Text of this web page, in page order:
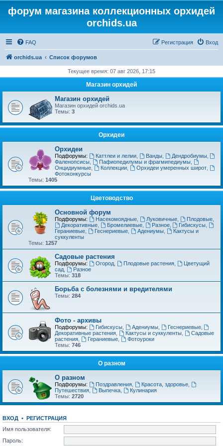
форум магазина коллекционных орхидей
orchids.ua
FAQ Вход
Регистрация
orchids.ua Список форумов
Текущее время: 07 авг 2026, 17:15
Магазин орхидей
Магазин орхидей
Магазин орхидей orchids.ua
Темы: 3
Орхидеи
Орхидеи
Подфорумы: Каттлеи и лелии, Ванды, Дендробиумы,
Фаленопсисы
Пафиопедилумы и фрагмипедиумы,
Онцидиумные
Коллекции, Орхидеи умеренных широт,
Фотоконкурсы
Темы: 1405
Цветоводство
Основной форум
Подфорумы: Насекомоядные, Луковичные, Плодовые,
Декоративные, Бромелиевые, Разное, Гибискусы
Гераниевые
Геснериевые, Адениумы,
Кактусы и
суккуленты
Темы: 1257
Садовые растения
Подфорумы: Огород, Плодовые растения,
Цветущий
сад
Разное
Темы: 318
Борьба с болезнями и вредителями
Темы: 284
Фото - архивы
Подфорумы: Гибискусы, Адениумы, Геснериевые,
Декоративные растения
Кактусы и суккуленты,
Садовые
растения
Гераниевые,
Фотоуроки
Темы: 746
О разном
О разном
Подфорумы: Поздравления, Красота, здоровье,
Путешествия
Выпечка,
Кулинария
Темы: 2720
ВХОД • РЕГИСТРАЦИЯ
Имя пользователя:
Пароль: